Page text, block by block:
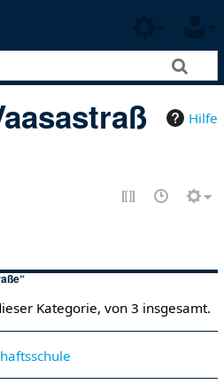
Hilfe
Kategorie, von 3 insgesamt.